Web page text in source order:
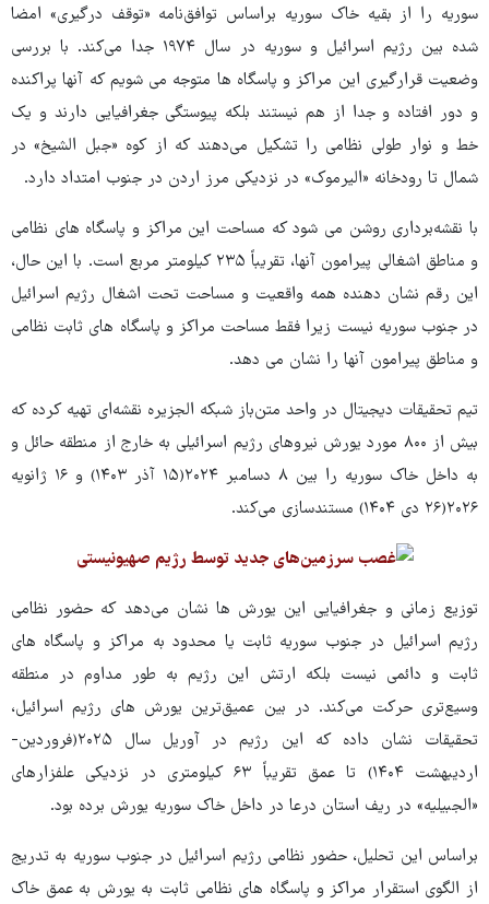
سوریه را از بقیه خاک سوریه براساس توافق‌نامه «توقف درگیری» امضا
شده بین رژیم اسرائیل و سوریه در سال ۱۹۷۴ جدا می‌کند. با بررسی
وضعیت قرارگیری این مراکز و پاسگاه ها متوجه می شویم که آنها پراکنده
و دور افتاده و جدا از هم نیستند بلکه پیوستگی جغرافیایی دارند و یک
خط و نوار طولی نظامی را تشکیل می‌دهند که از کوه «جبل الشیخ» در
شمال تا رودخانه «الیرموک» در نزدیکی مرز اردن در جنوب امتداد دارد.
با نقشه‌برداری روشن می شود که مساحت این مراکز و پاسگاه های نظامی
و مناطق اشغالی پیرامون آنها، تقریباً ۲۳۵ کیلومتر مربع است. با این حال،
این رقم نشان دهنده همه واقعیت و مساحت تحت اشغال رژیم اسرائیل
در جنوب سوریه نیست زیرا فقط مساحت مراکز و پاسگاه های ثابت نظامی
و مناطق پیرامون آنها را نشان می دهد.
تیم تحقیقات دیجیتال در واحد متن‌باز شبکه الجزیره نقشه‌ای تهیه کرده که
بیش از ۸۰۰ مورد یورش نیروهای رژیم اسرائیلی به خارج از منطقه حائل و
به داخل خاک سوریه را بین ۸ دسامبر ۲۰۲۴(۱۵ آذر ۱۴۰۳) و ۱۶ ژانویه
۲۰۲۶(۲۶ دی ۱۴۰۴) مستندسازی می‌کند.
توزیع زمانی و جغرافیایی این یورش ها نشان می‌دهد که حضور نظامی
رژیم اسرائیل در جنوب سوریه ثابت یا محدود به مراکز و پاسگاه های
ثابت و دائمی نیست بلکه ارتش این رژیم به طور مداوم در منطقه
وسیع‌تری حرکت می‌کند. در بین عمیق‌ترین یورش های رژیم اسرائیل،
تحقیقات نشان داده که این رژیم در آوریل سال ۲۰۲۵(فروردین-
اردیبهشت ۱۴۰۴) تا عمق تقریباً ۶۳ کیلومتری در نزدیکی علفزارهای
«الجبیلیه» در ریف استان درعا در داخل خاک سوریه یورش برده بود.
براساس این تحلیل، حضور نظامی رژیم اسرائیل در جنوب سوریه به تدریج
از الگوی استقرار مراکز و پاسگاه های نظامی ثابت به یورش به عمق خاک